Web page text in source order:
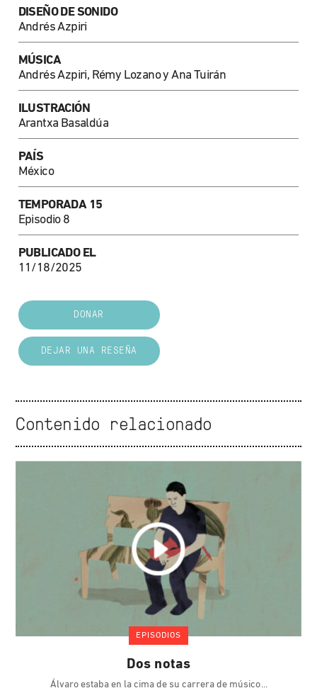
DISEÑO DE SONIDO
Andrés Azpiri
MÚSICA
Andrés Azpiri, Rémy Lozano y Ana Tuirán
ILUSTRACIÓN
Arantxa Basaldúa
PAÍS
México
TEMPORADA 15
Episodio 8
PUBLICADO EL
11/18/2025
DONAR
DEJAR UNA RESEÑA
Contenido relacionado
EPISODIOS
Dos notas
Álvaro estaba en la cima de su carrera de músico